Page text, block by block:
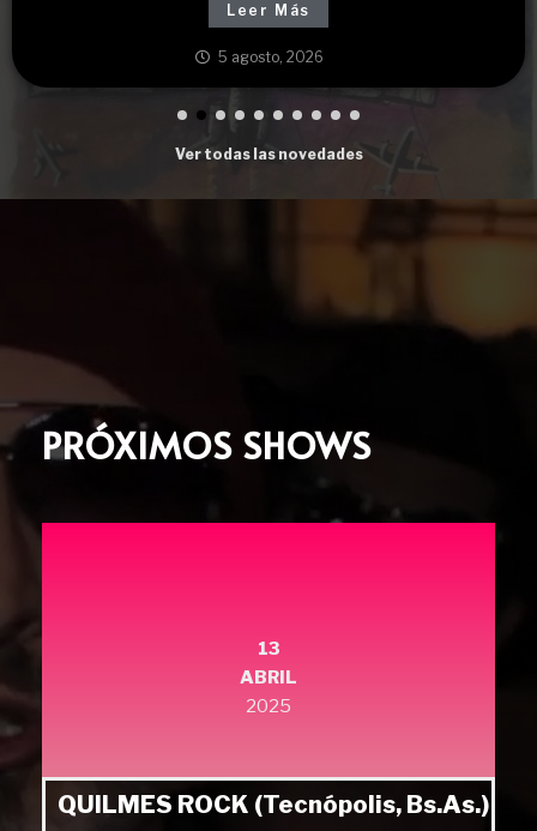
Leer Más
5 agosto, 2026
Ver todas las novedades
PRÓXIMOS SHOWS
13
ABRIL
2025
QUILMES ROCK (Tecnópolis, Bs.As.)